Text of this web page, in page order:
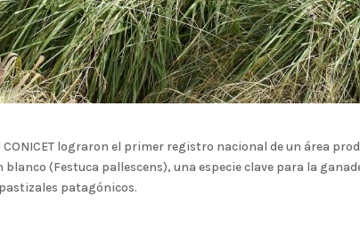
CONICET lograron el primer registro nacional de un área
blanco (Festuca pallescens), una especie clave para la
patagónicos.